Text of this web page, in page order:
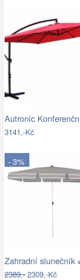
3141,-Kč
- 3%
2389,-2309,-Kč